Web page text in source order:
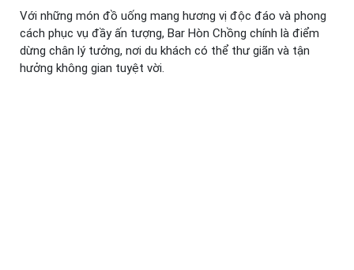
Với những món đồ uống mang hương vị độc đáo và phong
cách phục vụ đầy ấn tượng, Bar Hòn Chồng chính là điểm
dừng chân lý tưởng, nơi du khách có thể thư giãn và tận
hưởng không gian tuyệt vời.